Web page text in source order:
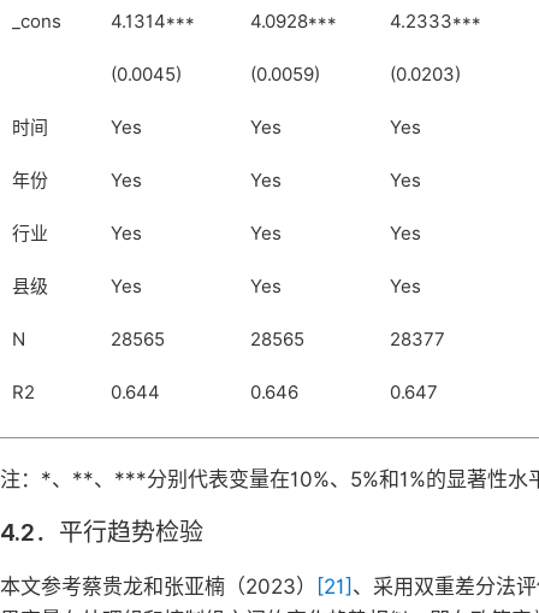
_cons 4.1314*** 4.0928*** 4.2333***
(0.0045) (0.0059) (0.0203)
时间 Yes Yes Yes
年份 Yes Yes Yes
行业 Yes Yes Yes
县级 Yes Yes Yes
N 28565 28565 28377
R2 0.644 0.646 0.647
注：*、**、***分别代表变量在10%、5%和1%的显著性水
4.2．平行趋势检验
本文参考蔡贵龙和张亚楠（2023） [21] 、采用双重差分法